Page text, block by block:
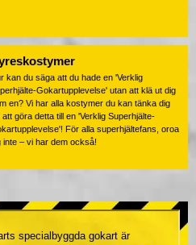
kan du säga att du hade en 'Verklig
Gokartupplevelse' utan att klä ut dig
en? Vi har alla kostymer du kan tänka dig
att göra detta till en 'Verklig Superhjälte-
För alla superhjältefans, oroa
inte – vi har dem också!
specialbyggda gokart är